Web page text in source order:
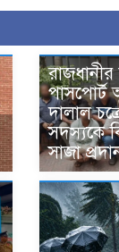
পাসপোর্ট
দালাল
সদস্যকে
সাজা